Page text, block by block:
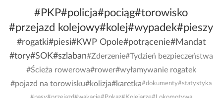
#PKP#policja#pociąg#torowisko
#przejazd kolejowy#kolej#wypadek#pieszy
#rogatki#piesi#KWP Opole#potrącenie#Mandat
#tory#SOK#szlaban#Zderzenie#Tydzień bezpieczeństwa
#Ścieża rowerowa#rower#wyłamywanie rogatek
#pojazd na torowisku#kolizja#karetka#dokumenty#statystyka